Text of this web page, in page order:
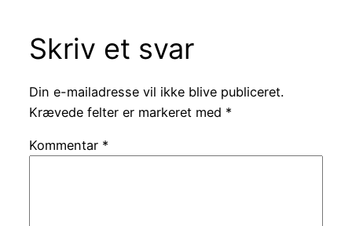
Skriv et svar
Din e-mailadresse vil ikke blive publiceret.
Krævede felter er markeret med *
Kommentar *